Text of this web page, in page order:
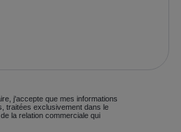
j'accepte que mes informations
traitées exclusivement dans le
la relation commerciale qui